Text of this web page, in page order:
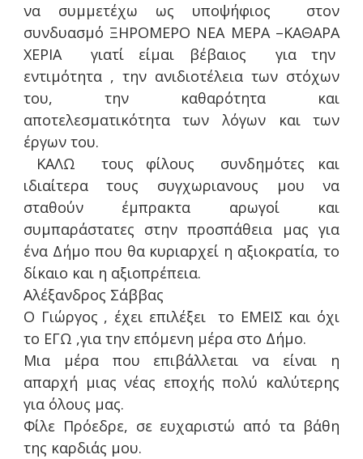
να συμμετέχω ως υποψήφιος στον
συνδυασμό ΞΗΡΟΜΕΡΟ ΝΕΑ ΜΕΡΑ –ΚΑΘΑΡΑ
ΧΕΡΙΑ γιατί είμαι βέβαιος για την
εντιμότητα , την ανιδιοτέλεια των στόχων
του, την καθαρότητα και
αποτελεσματικότητα των λόγων και των
έργων του.
ΚΑΛΩ τους φίλους συνδημότες και
ιδιαίτερα τους συγχωριανους μου να
σταθούν έμπρακτα αρωγοί και
συμπαράστατες στην προσπάθεια μας για
ένα Δήμο που θα κυριαρχεί η αξιοκρατία, το
δίκαιο και η αξιοπρέπεια.
Αλέξανδρος Σάββας
Ο Γιώργος , έχει επιλέξει το ΕΜΕΙΣ και όχι
το ΕΓΩ ,για την επόμενη μέρα στο Δήμο.
Μια μέρα που επιβάλλεται να είναι η
απαρχή μιας νέας εποχής πολύ καλύτερης
για όλους μας.
Φίλε Πρόεδρε, σε ευχαριστώ από τα βάθη
της καρδιάς μου.